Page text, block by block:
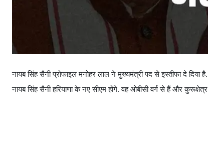
नायब सिंह सैनी प्रोफाइल मनोहर लाल ने मुख्यमंत्री पद से इस्तीफा दे
नायब सिंह सैनी हरियाणा के नए सीएम होंगे. वह ओबीसी वर्ग से हैं और